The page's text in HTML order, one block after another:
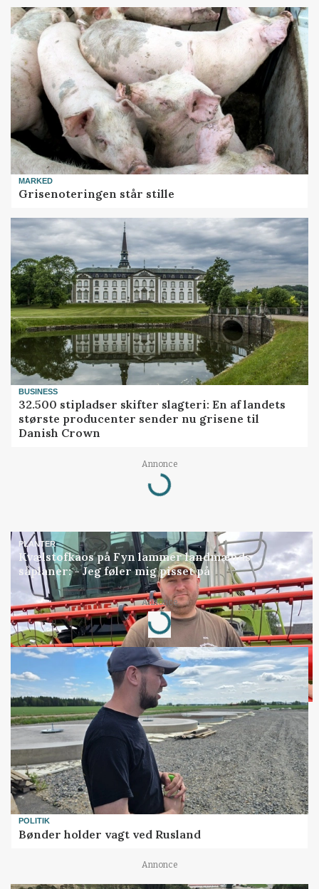
MARKED
Grisenoteringen står stille
BUSINESS
32.500 stipladser skifter slagteri: En af landets
største producenter sender nu grisene til
Danish Crown
Annonce
Loading...
PLANTER
Kvælstofkaos på Fyn lammer landmænds
såplaner: - Jeg føler mig pisset på
Annonce
Loading...
POLITIK
Bønder holder vagt ved Rusland
Annonce